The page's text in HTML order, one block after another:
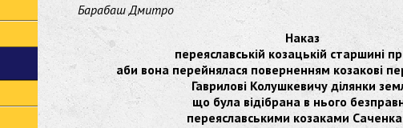
Барабаш Дмитро
Наказ
переяславській козацькій старшині
аби вона перейнялася поверненням козакові
Гаврилові Колушкевичу ділянки
що була відібрана в нього
переяславськими козаками